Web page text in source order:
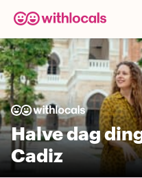
Halve dag
Cadiz